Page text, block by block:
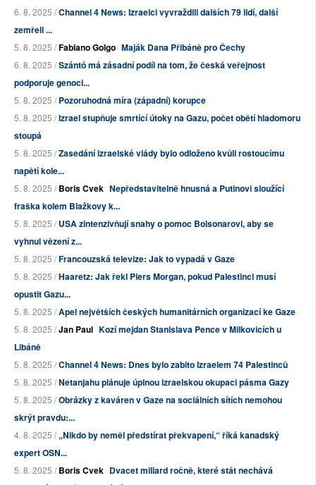
6. 8. 2025 /Channel 4 News: Izraelci vyvraždili dalších 79 lidí, další
zemřeli ...
5. 8. 2025 /Fabiano Golgo Maják Dana Přibáně pro Čechy
6. 8. 2025 /Szántó má zásadní podíl na tom, že česká veřejnost
podporuje genoci...
5. 8. 2025 /Pozoruhodná míra (západní) korupce
5. 8. 2025 /Izrael stupňuje smrtící útoky na Gazu, počet obětí hladomoru
stoupá
5. 8. 2025 /Zasedání izraelské vlády bylo odloženo kvůli rostoucímu
napětí kole...
5. 8. 2025 /Boris Cvek Nepředstavitelně hnusná a Putinovi sloužící
fraška kolem Blažkovy k...
5. 8. 2025 /USA zintenzivňují snahy o pomoc Bolsonarovi, aby se
vyhnul vězení z...
5. 8. 2025 /Francouzská televize: Jak to vypadá v Gaze
5. 8. 2025 /Haaretz: Jak řekl Piers Morgan, pokud Palestinci musí
opustit Gazu...
5. 8. 2025 /Apel největších českých humanitárních organizací ke Gaze
5. 8. 2025 /Jan Paul Kozí mejdan Stanislava Pence v Milkovicích u
Libáně
5. 8. 2025 /Channel 4 News: Dnes bylo zabito Izraelem 74 Palestinců
5. 8. 2025 /Netanjahu plánuje úplnou izraelskou okupaci pásma Gazy
5. 8. 2025 /Obrázky z kaváren v Gaze na sociálních sítích nemohou
skrýt pravdu:...
4. 8. 2025 /„Nikdo by neměl předstírat překvapení,“ říká kanadský
expert OSN...
5. 8. 2025 /Boris Cvek Dvacet miliard ročně, které stát nechává